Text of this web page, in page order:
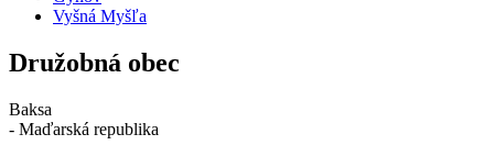
Vyšná Myšľa
Družobná obec
Baksa
- Maďarská republika